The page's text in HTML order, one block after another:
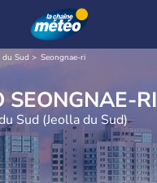
du Sud Seongnae-ri
METEO SEONGNAE-RI
Sud (Jeolla du Sud)